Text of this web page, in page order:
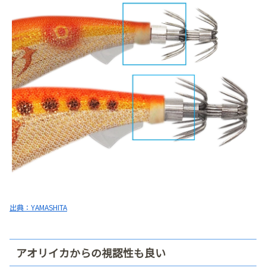
出典：YAMASHITA
アオリイカからの視認性も良い